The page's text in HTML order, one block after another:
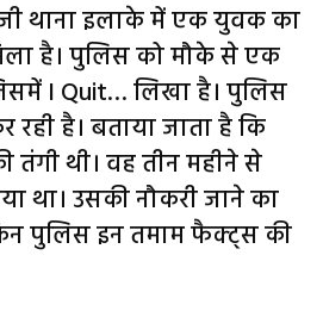
थाना इलाके में एक युवक का
है। पुलिस को मौके से एक
I Quit… लिखा है। पुलिस
है। बताया जाता है कि
थी। वह तीन महीने से
था। उसकी नौकरी जाने का
पुलिस इन तमाम फैक्ट्स की